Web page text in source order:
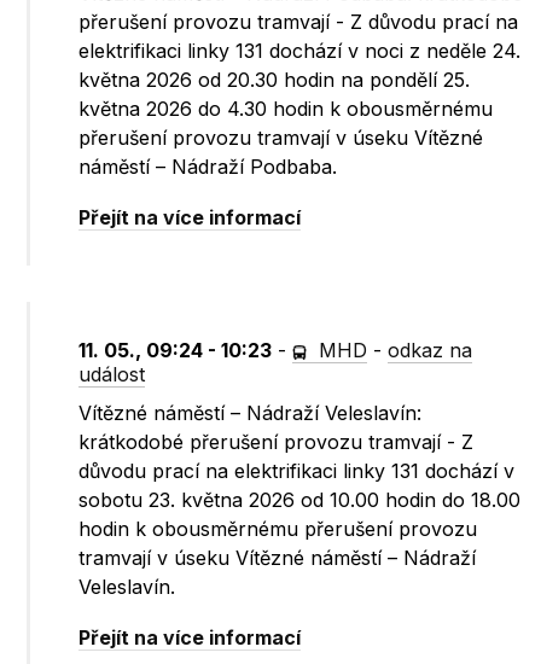
přerušení provozu tramvají - Z důvodu prací na
elektrifikaci linky 131 dochází v noci z neděle 24.
května 2026 od 20.30 hodin na pondělí 25.
května 2026 do 4.30 hodin k obousměrnému
přerušení provozu tramvají v úseku Vítězné
náměstí – Nádraží Podbaba.
Přejít na více informací
11. 05., 09:24 - 10:23 - MHD -odkaz na
událost
Vítězné náměstí – Nádraží Veleslavín:
krátkodobé přerušení provozu tramvají - Z
důvodu prací na elektrifikaci linky 131 dochází v
sobotu 23. května 2026 od 10.00 hodin do 18.00
hodin k obousměrnému přerušení provozu
tramvají v úseku Vítězné náměstí – Nádraží
Veleslavín.
Přejít na více informací